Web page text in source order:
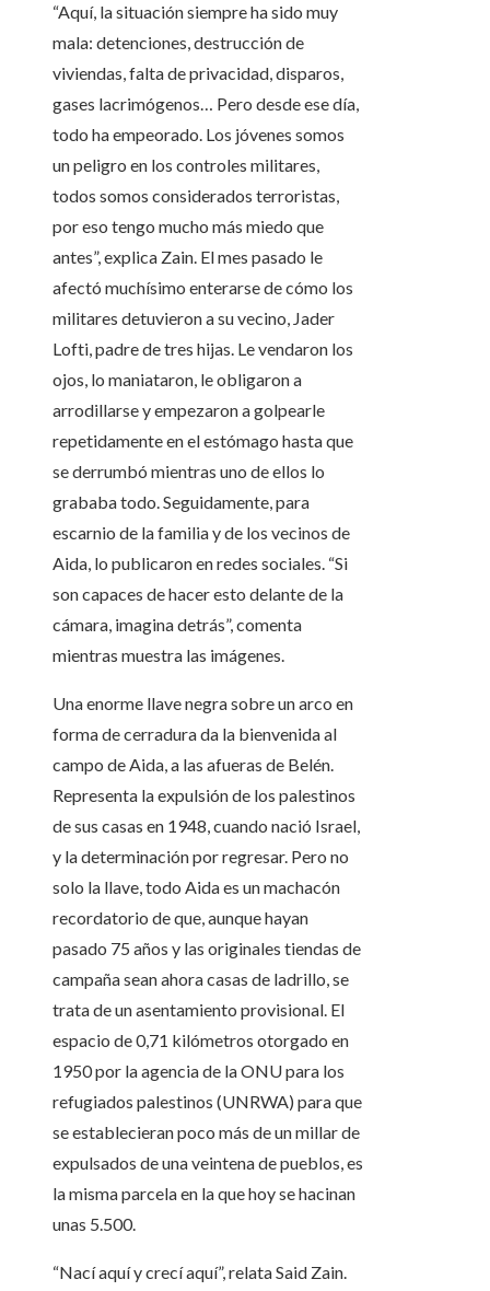
“Aquí, la situación siempre ha sido muy
mala: detenciones, destrucción de
viviendas, falta de privacidad, disparos,
gases lacrimógenos… Pero desde ese día,
todo ha empeorado. Los jóvenes somos
un peligro en los controles militares,
todos somos considerados terroristas,
por eso tengo mucho más miedo que
antes”, explica Zain. El mes pasado le
afectó muchísimo enterarse de cómo los
militares detuvieron a su vecino, Jader
Lofti, padre de tres hijas. Le vendaron los
ojos, lo maniataron, le obligaron a
arrodillarse y empezaron a golpearle
repetidamente en el estómago hasta que
se derrumbó mientras uno de ellos lo
grababa todo. Seguidamente, para
escarnio de la familia y de los vecinos de
Aida, lo publicaron en redes sociales. “Si
son capaces de hacer esto delante de la
cámara, imagina detrás”, comenta
mientras muestra las imágenes.
Una enorme llave negra sobre un arco en
forma de cerradura da la bienvenida al
campo de Aida, a las afueras de Belén.
Representa la expulsión de los palestinos
de sus casas en 1948, cuando nació Israel,
y la determinación por regresar. Pero no
solo la llave, todo Aida es un machacón
recordatorio de que, aunque hayan
pasado 75 años y las originales tiendas de
campaña sean ahora casas de ladrillo, se
trata de un asentamiento provisional. El
espacio de 0,71 kilómetros otorgado en
1950 por la agencia de la ONU para los
refugiados palestinos (UNRWA) para que
se establecieran poco más de un millar de
expulsados de una veintena de pueblos, es
la misma parcela en la que hoy se hacinan
unas 5.500.
“Nací aquí y crecí aquí”, relata Said Zain.